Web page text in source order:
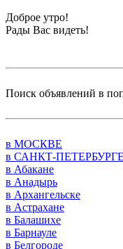
Доброе утро!
Рады Вас видеть!
Поиск объявлений в
в МОСКВЕ
в САНКТ-ПЕТЕРБУРГЕ
в Абакане
в Анадырь
в Архангельске
в Астрахане
в Балашихе
в Барнауле
в Белгороде